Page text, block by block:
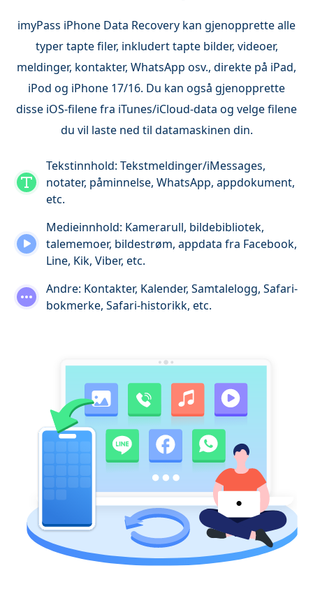
imyPass iPhone Data Recovery kan gjenopprette alle
typer tapte filer, inkludert tapte bilder, videoer,
meldinger, kontakter, WhatsApp osv., direkte på iPad,
iPod og iPhone 17/16. Du kan også gjenopprette
disse iOS-filene fra iTunes/iCloud-data og velge filene
du vil laste ned til datamaskinen din.
Tekstinnhold: Tekstmeldinger/iMessages,
notater, påminnelse, WhatsApp, appdokument,
etc.
Medieinnhold: Kamerarull, bildebibliotek,
talememoer, bildestrøm, appdata fra Facebook,
Line, Kik, Viber, etc.
Andre: Kontakter, Kalender, Samtalelogg, Safari-
bokmerke, Safari-historikk, etc.